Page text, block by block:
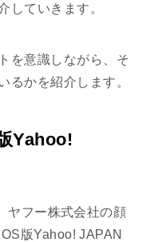
していきます。
を意識しながら、そ
るかを紹介します。
Yahoo!
ヤフー株式会社の顔
版Yahoo! JAPAN